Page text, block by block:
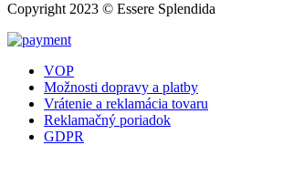
Copyright 2023 © Essere Splendida
VOP
Možnosti dopravy a platby
Vrátenie a reklamácia tovaru
Reklamačný poriadok
GDPR